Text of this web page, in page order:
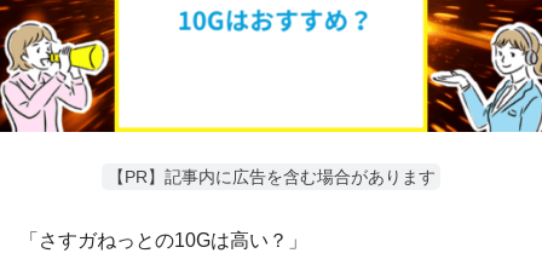
【PR】記事内に広告を含む場合があります
「さすガねっとの10Gは高い？」